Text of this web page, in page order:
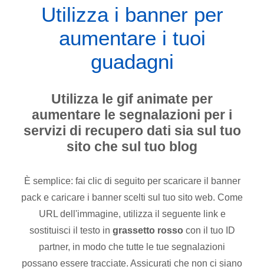
Utilizza i banner per
aumentare i tuoi
guadagni
Utilizza le gif animate per
aumentare le segnalazioni per i
servizi di recupero dati sia sul tuo
sito che sul tuo blog
È semplice: fai clic di seguito per scaricare il banner
pack e caricare i banner scelti sul tuo sito web. Come
URL dell'immagine, utilizza il seguente link e
sostituisci il testo in grassetto rosso con il tuo ID
partner, in modo che tutte le tue segnalazioni
possano essere tracciate. Assicurati che non ci siano